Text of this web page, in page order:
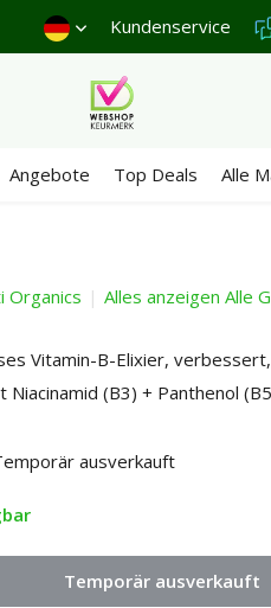
ab €65 Wir erhalten eine 9,4
Kundenservice
Angebote Top Deals Alle
Organics Alles anzeigen Alle
Vitamin-B-Elixier,
Niacinamid (B3) + Panthenol
ausverkauft
Temporär ausverkauft